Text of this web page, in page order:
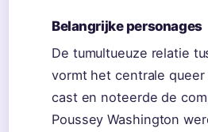
Belangrijke personages
De tumultueuze relatie
vormt het centrale
cast en noteerde de
Poussey Washington